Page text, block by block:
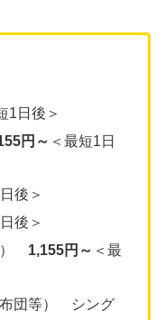
1日後＞
円～ ＜最短1日
後＞
後＞
） 1,155円～ ＜最
布団等） シング